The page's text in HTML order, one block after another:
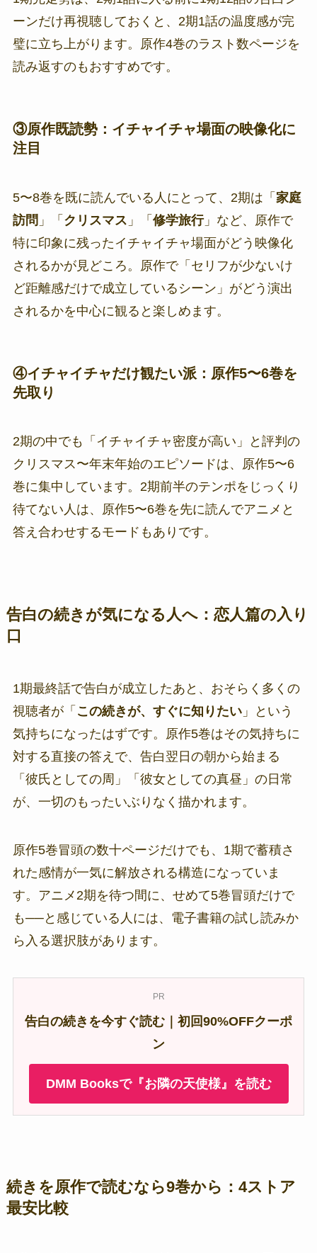
ーンだけ再視聴しておくと、2期1話の温度感が完
璧に立ち上がります。原作4巻のラスト数ページを
読み返すのもおすすめです。
③原作既読勢：イチャイチャ場面の映像化に
注目
5〜8巻を既に読んでいる人にとって、2期は「 家庭
訪問 」「 クリスマス 」「 修学旅行」など、原作で
特に印象に残ったイチャイチャ場面がどう映像化
されるかが見どころ。原作で「セリフが少ないけ
ど距離感だけで成立しているシーン」がどう演出
されるかを中心に観ると楽しめます。
④イチャイチャだけ観たい派：原作5〜6巻を
先取り
2期の中でも「イチャイチャ密度が高い」と評判の
クリスマス〜年末年始のエピソードは、原作5〜6
巻に集中しています。2期前半のテンポをじっくり
待てない人は、原作5〜6巻を先に読んでアニメと
答え合わせするモードもありです。
告白の続きが気になる人へ：恋人篇の入り
口
1期最終話で告白が成立したあと、おそらく多くの
視聴者が「 この続きが、すぐに知りたい」という
気持ちになったはずです。原作5巻はその気持ちに
対する直接の答えで、告白翌日の朝から始まる
「彼氏としての周」「彼女としての真昼」の日常
が、一切のもったいぶりなく描かれます。
原作5巻冒頭の数十ページだけでも、1期で蓄積さ
れた感情が一気に解放される構造になっていま
す。アニメ2期を待つ間に、せめて5巻冒頭だけで
も──と感じている人には、電子書籍の試し読みか
ら入る選択肢があります。
PR
告白の続きを今すぐ読む｜初回90%OFFクーポ
ン
DMM Booksで『お隣の天使様』を読む
続きを原作で読むなら9巻から：4ストア
最安比較